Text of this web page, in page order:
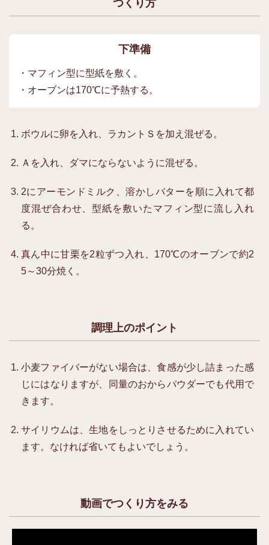
つくり方
下準備
・マフィン型に型紙を敷く。
・オーブンは170℃に予熱する。
ボウルに卵を入れ、ラカントＳを加え混ぜる。
Ａを入れ、ダマにならないように混ぜる。
2にアーモンドミルク、溶かしバターを順に入れて都
度混ぜ合わせ、型紙を敷いたマフィン型に流し入れ
る。
真ん中に甘栗を2粒ずつ入れ、170℃のオーブンで約2
5～30分焼く。
調理上のポイント
小麦ファイバーがない場合は、食感が少し詰まった感
じにはなりますが、同量のおからパウダーでも代用で
きます。
サイリウムは、生地をしっとりさせるために入れてい
ます。なければ省いてもよいでしょう。
動画でつくり方をみる